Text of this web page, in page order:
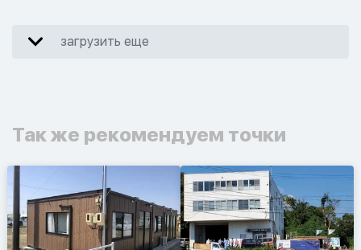
загрузить еще
Так же рекомендуем точки